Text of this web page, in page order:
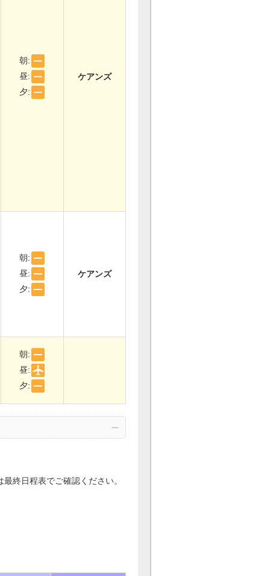
朝:
昼:
夕:
ケアンズ
朝:
昼:
夕:
ケアンズ
朝:
昼:
夕:
終日程表でご確認ください。